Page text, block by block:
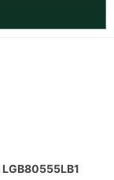
LGB80555LB1